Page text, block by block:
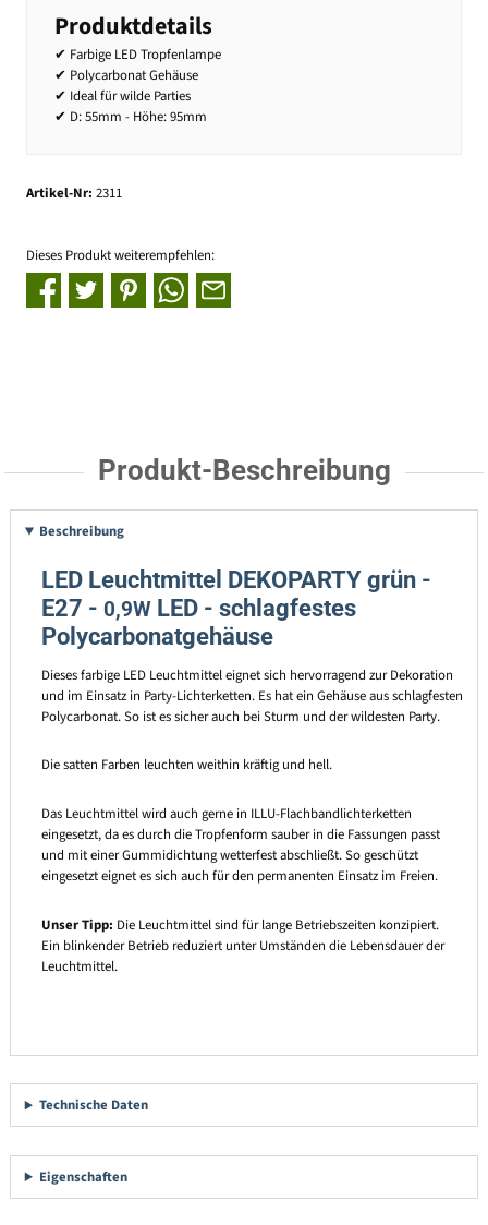
Produktdetails
✔ Farbige LED Tropfenlampe
✔ Polycarbonat Gehäuse
✔ Ideal für wilde Parties
✔ D: 55mm - Höhe: 95mm
Artikel-Nr: 2311
Dieses Produkt weiterempfehlen:
Produkt-Beschreibung
Beschreibung
LED Leuchtmittel DEKOPARTY grün -
E27 - 0,9W LED - schlagfestes
Polycarbonatgehäuse
Dieses farbige LED Leuchtmittel eignet sich hervorragend zur Dekoration
und im Einsatz in Party-Lichterketten. Es hat ein Gehäuse aus schlagfesten
Polycarbonat. So ist es sicher auch bei Sturm und der wildesten Party.
Die satten Farben leuchten weithin kräftig und hell.
Das Leuchtmittel wird auch gerne in ILLU-Flachbandlichterketten
eingesetzt, da es durch die Tropfenform sauber in die Fassungen passt
und mit einer Gummidichtung wetterfest abschließt. So geschützt
eingesetzt eignet es sich auch für den permanenten Einsatz im Freien.
Unser Tipp: Die Leuchtmittel sind für lange Betriebszeiten konzipiert.
Ein blinkender Betrieb reduziert unter Umständen die Lebensdauer der
Leuchtmittel.
Technische Daten
Eigenschaften